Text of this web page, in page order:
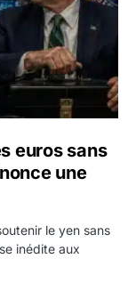
euros sans
une
le yen sans
inédite aux